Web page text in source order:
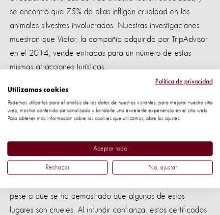
se encontró que 75% de ellas infligen crueldad en los
animales silvestres involucrados. Nuestras investigaciones
muestran que Viator, la compañía adquirida por TripAdvisor
en el 2014, vende entradas para un número de estas
mismas atracciones turísticas.
Celebrar, en cambio, a quienes
benefician a la vida silvestre
de TripAdvisor son una barrera para progresar hacia allá.
Además de vender entradas, TripAdvisor premia a ciertas
pese a que se ha demostrado que algunos de estos
lugares son crueles. Al infundir confianza, estos certificados
Política de privacidad
Utilizamos cookies
Podemos utilizarlas para el análisis de los datos de nuestros visitantes, para mejorar nuestro sitio
web, mostrar contenido personalizado y brindarle una excelente experiencia en el sitio web.
Para obtener más información sobre las cookies que utilizamos, abre los ajustes.
Aceptar todo
Rechazar No, ajustar